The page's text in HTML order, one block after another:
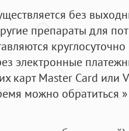
без
препараты для
круглосуточно
электронные
карт Master Card или
можно обратиться